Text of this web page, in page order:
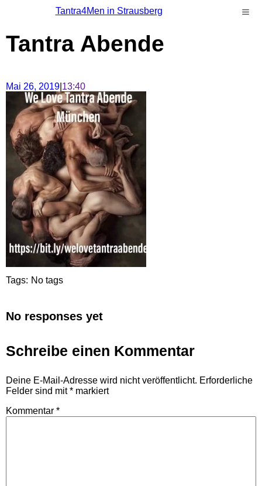
Tantra4Men in Strausberg
Tantra Abende
Mai 26, 2019 13:40
Tags: No tags
No responses yet
Schreibe einen Kommentar
Deine E-Mail-Adresse wird nicht veröffentlicht. Erforderliche
Felder sind mit* markiert
Kommentar *